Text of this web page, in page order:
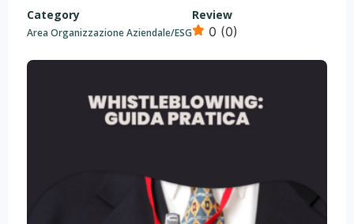
Category
Area Organizzazione Aziendale/ESG
Review
0 (0)